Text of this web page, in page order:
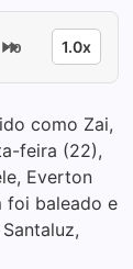
10 1.0x
como Zai,
feira (22),
Everton
foi baleado e